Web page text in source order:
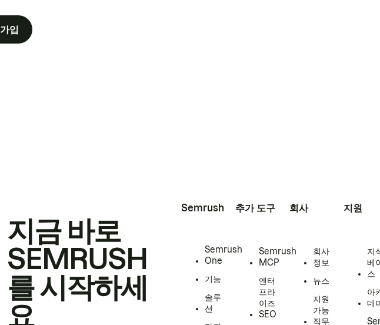
가입
지금 바로
SEMRUSH
를 시작하세
요
Semrush
Semrush
One
기능
솔루
션
추가 도구
Semrush
MCP
엔터
프라
이즈
SEO
회사
회사
정보
뉴스
지원
가능
직무
지원
지
베
스
아
데